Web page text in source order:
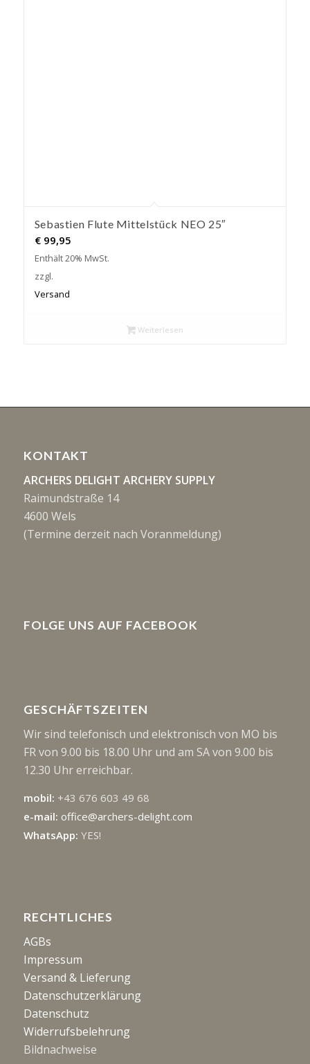
Sebastien Flute Mittelstück NEO 25″
€99,95
Enthält 20% MwSt.
zzgl.
Versand
Weiterlesen
KONTAKT
ARCHERS DELIGHT ARCHERY SUPPLY
Raimundstraße 14
4600 Wels
(Termine derzeit nach Voranmeldung)
FOLGE UNS AUF FACEBOOK
GESCHÄFTSZEITEN
Wir sind telefonisch und elektronisch von MO bis
FR von 9.00 bis 18.00 Uhr und am SA von 9.00 bis
12.30 Uhr erreichbar.
mobil: +43 676 603 49 68
e-mail: office@archers-delight.com
WhatsApp: YES!
RECHTLICHES
AGBs
Impressum
Versand & Lieferung
Datenschutzerklärung
Datenschutz
Widerrufsbelehrung
Bildnachweise